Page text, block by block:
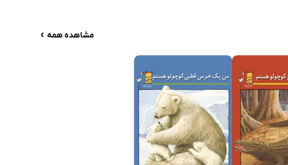
مشاهده همه ›